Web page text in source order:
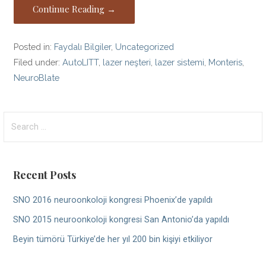
Continue Reading →
Posted in: Faydalı Bilgiler, Uncategorized
Filed under:AutoLITT, lazer neşteri lazer sistemi Monteris
NeuroBlate
for:
Recent Posts
SNO 2016 neuroonkoloji kongresi Phoenix’de yapıldı
SNO 2015 neuroonkoloji kongresi San Antonio’da yapıldı
Beyin tümörü Türkiye’de her yıl 200 bin kişiyi etkiliyor